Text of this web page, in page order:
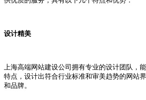
设计精美
上海高端网站建设公司拥有专业的设计团队，
特点，设计出符合行业标准和审美趋势的网站
和品牌。